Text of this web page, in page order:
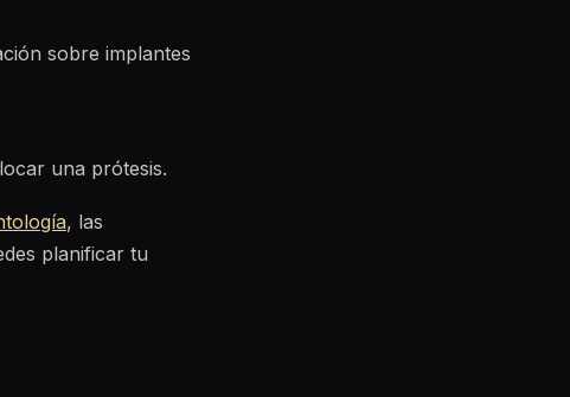
sobre implantes
una prótesis.
, las
planificar tu